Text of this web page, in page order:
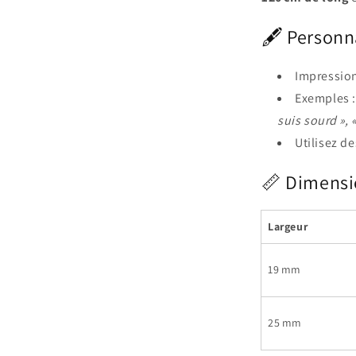
🖋️
Exemples
suis sourd »,
Utilisez
📏
Largeur
19 mm
25 mm